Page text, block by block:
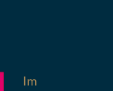
Im